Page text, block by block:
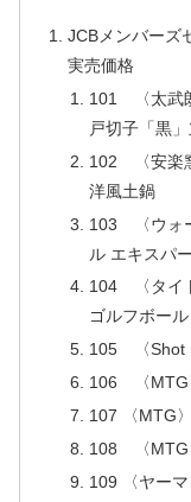
JCBメンバーズ
実売価格
101 〈太武
戸切子「黒
102 〈安楽
洋風土鍋
103 〈ウォ
ル エキスパ
104 〈タイ
ゴルフボール
105 〈Shot
106 〈MTG
107 〈MTG
108 〈MTG
109 〈ヤー